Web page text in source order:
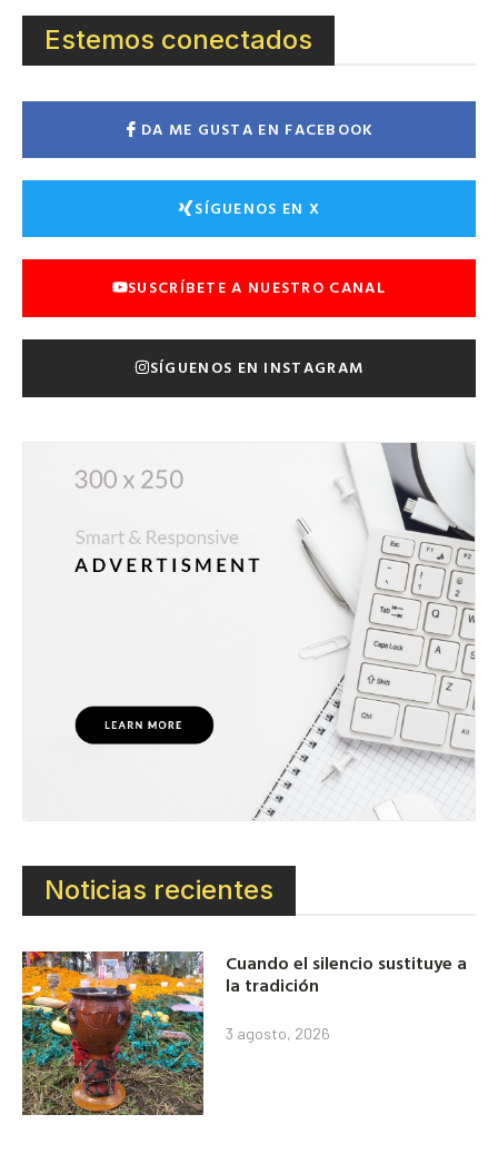
Estemos conectados
DA ME GUSTA EN FACEBOOK
SÍGUENOS EN X
SUSCRÍBETE A NUESTRO CANAL
SÍGUENOS EN INSTAGRAM
Noticias recientes
Cuando el silencio sustituye a
la tradición
3 agosto, 2026